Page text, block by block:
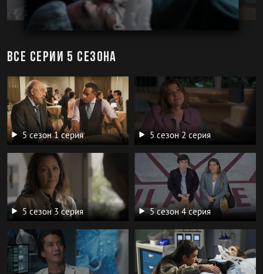
Все серии 5 сезона
5 сезон 1 серия 5 сезон 2 серия
5 сезон 3 серия 5 сезон 4 серия